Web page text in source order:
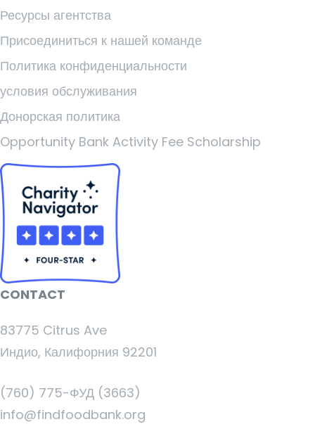
Ресурсы агентства
Присоединиться к нашей команде
Политика конфиденциальности
условия обслуживания
Донорская политика
Opportunity Bank Activity Fee Scholarship
CONTACT
83775 Citrus Ave
Индио, Калифорния 92201
(760) 775-ФУД (3663)
info@findfoodbank.org